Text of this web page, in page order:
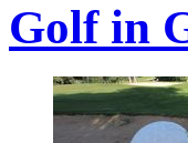
Golf in